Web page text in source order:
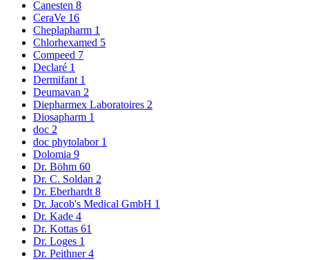
Canesten 8
CeraVe 16
Cheplapharm 1
Chlorhexamed 5
Compeed 7
Declaré 1
Dermifant 1
Deumavan 2
Diepharmex Laboratoires 2
Diosapharm 1
doc 2
doc phytolabor 1
Dolomia 9
Dr. Böhm 60
Dr. C. Soldan 2
Dr. Eberhardt 8
Dr. Jacob's Medical GmbH 1
Dr. Kade 4
Dr. Kottas 61
Dr. Loges 1
Dr. Peithner4